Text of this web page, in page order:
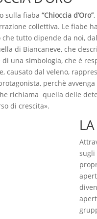
sulla fiaba“Chioccia d’Oro”
collettiva. Le fiabe
tutto dipende da noi,
di Biancaneve, che
una simbologia, che è
causato dal veleno,
perchè
richiama quella delle
di crescita».
sugli